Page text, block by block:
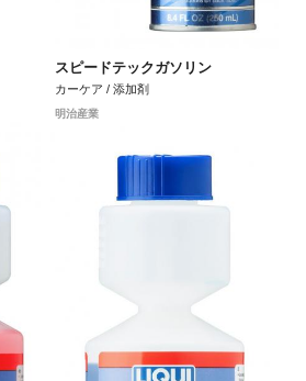
スピードテックガソリン
カーケア / 添加剤
明治産業